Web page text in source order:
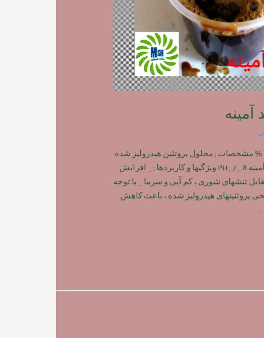
محلول اسید آمینه ۱۵% مشخصات ; محلول پروتئین هیدرولیز شده
و حاوی ۲۰ نوع اسید آمینه Ph ; 7 _ 8 ویژگیها و کاربردها ; _ افزایش
تنشهای شوری ، کم آبی و سرما _ با توجه
پروتئینهای هیدرولیز شده ، باعث کاهش